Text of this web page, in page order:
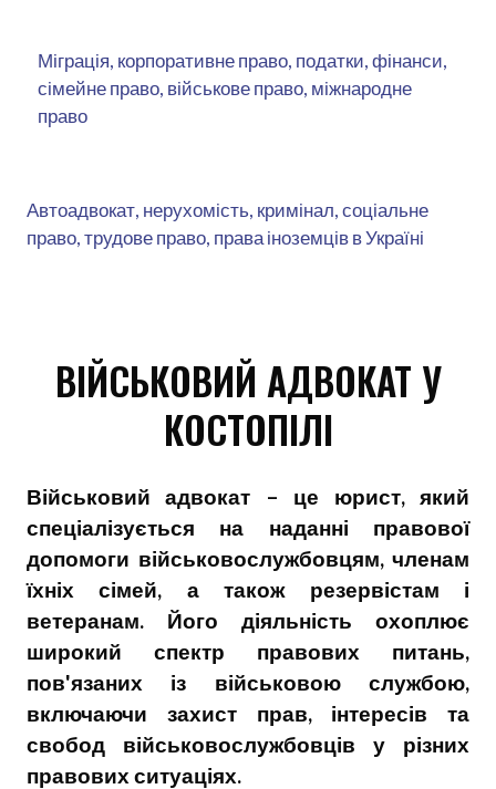
Міграція, корпоративне право, податки, фінанси,
сімейне право, військове право, міжнародне
право
Автоадвокат, нерухомість, кримінал, соціальне
право, трудове право, права іноземців в Україні
ВІЙСЬКОВИЙ АДВОКАТ У
КОСТОПІЛІ
Військовий адвокат – це юрист, який
спеціалізується на наданні правової
допомоги військовослужбовцям, членам
їхніх сімей, а також резервістам і
ветеранам. Його діяльність охоплює
широкий спектр правових питань,
пов'язаних із військовою службою,
включаючи захист прав, інтересів та
свобод військовослужбовців у різних
правових ситуаціях.